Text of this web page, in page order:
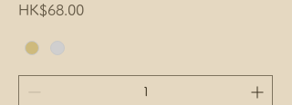
Price
HK$68.00